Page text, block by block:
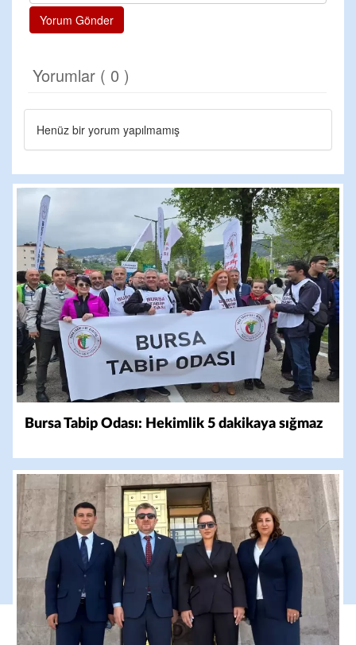
Yorum Gönder
Yorumlar ( 0 )
Henüz bir yorum yapılmamış
Bursa Tabip Odası: Hekimlik 5 dakikaya sığmaz